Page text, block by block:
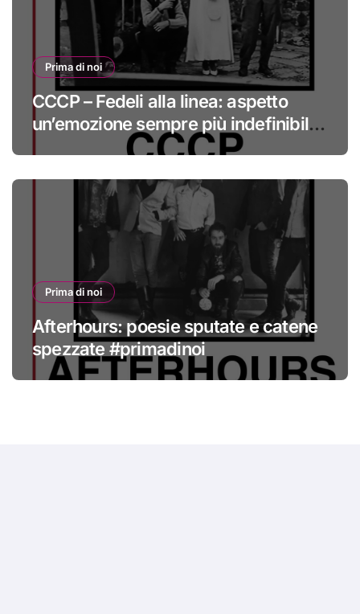
Prima di noi
CCCP – Fedeli alla linea: aspetto
un’emozione sempre più indefinibile
#primadinoi
Prima di noi
Afterhours: poesie sputate e catene
spezzate #primadinoi